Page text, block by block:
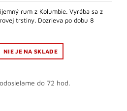
rum z Kolumbie. Vyrába sa z
trstiny. Dozrieva po dobu 8
NIE JE NA SKLADE
do 72 hod.